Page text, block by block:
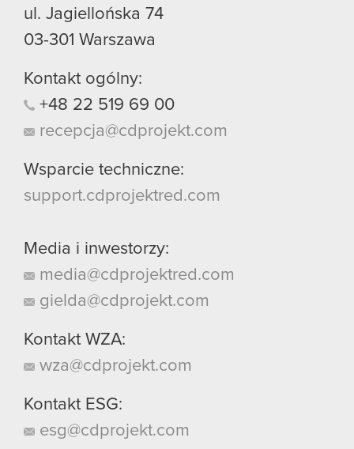
ul. Jagiellońska 74
03-301 Warszawa
Kontakt ogólny:
+48 22 519 69 00
recepcja@cdprojekt.com
Wsparcie techniczne:
support.cdprojektred.com
Media i inwestorzy:
media@cdprojektred.com
gielda@cdprojekt.com
Kontakt WZA:
wza@cdprojekt.com
Kontakt ESG:
esg@cdprojekt.com